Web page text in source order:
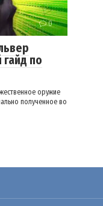
0
по
оружие
полученное во